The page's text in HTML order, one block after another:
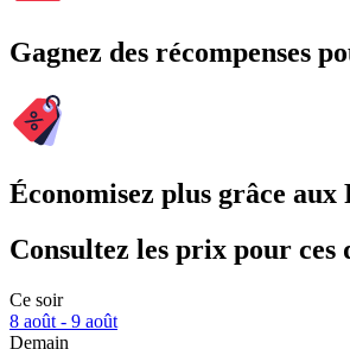
Gagnez des récompenses
Économisez plus grâce
Consultez les prix pour ces
Ce soir
8 août - 9 août
Demain